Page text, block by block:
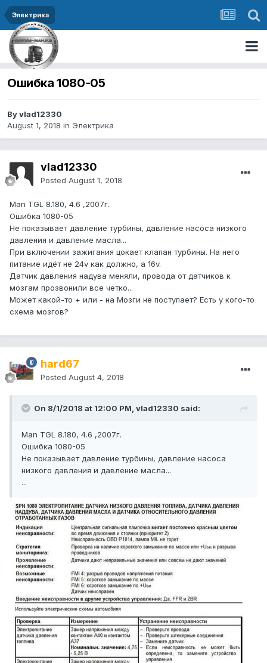
Электрика
Ошибка 1080-05
By vlad12330
August 1, 2018 in Электрика
vlad12330
Posted August 1, 2018
Man TGL 8.180, 4.6 ,2007г.
Ошибка 1080-05
Не показывает давление турбины, давление насоса низкого
давления и давление масла...
При включении зажигания цокает клапан турбины. На него
питание идёт не 24v как должно, а 16v.
Датчик давления надува меняли, провода от датчиков к
мозгам прозвонили все четко...
Может какой-то + или - на Мозги не поступает? Есть у кого-то
схема мозгов?
hard67
Posted August 4, 2018
On 8/1/2018 at 12:00 PM, vlad12330 said:
Man TGL 8.180, 4.6 ,2007г.
Ошибка 1080-05
Не показывает давление турбины, давление насоса
низкого давления и давление масла...
...